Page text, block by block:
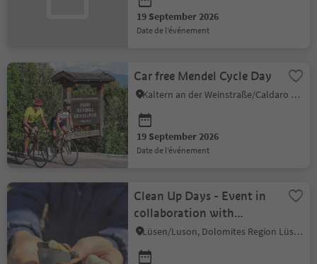
19 September 2026
date de l’événement
Car free Mendel Cycle Day
Kaltern an der Weinstraße/Caldaro sulla Strada del Vino, Alto Adige Wine Road
19 September 2026
date de l’événement
Clean Up Days - Event in
collaboration with
Summit Foundation
Lüsen/Luson, Dolomites Region Lüsen Villnöss